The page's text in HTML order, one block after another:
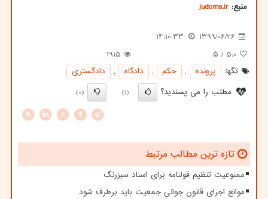
منبع: judcms.ir
1399/06/26
14:10:33
5.0 / ۵
1915
تگها:
پرونده , حكم , دادگاه ,
دادگستری
مطلب را می پسندید؟
(1)
(0)
X
تازه ترین مطالب مرتبط
ممنوعیت تنظیم قولنامه برای اسناد سبزرنگ
موانع اجرای قانون جوانی جمعیت باید برطرف شود